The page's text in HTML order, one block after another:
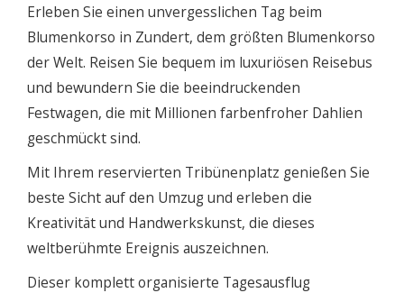
Erleben Sie einen unvergesslichen Tag beim
Blumenkorso in Zundert, dem größten Blumenkorso
der Welt. Reisen Sie bequem im luxuriösen Reisebus
und bewundern Sie die beeindruckenden
Festwagen, die mit Millionen farbenfroher Dahlien
geschmückt sind.
Mit Ihrem reservierten Tribünenplatz genießen Sie
beste Sicht auf den Umzug und erleben die
Kreativität und Handwerkskunst, die dieses
weltberühmte Ereignis auszeichnen.
Dieser komplett organisierte Tagesausflug